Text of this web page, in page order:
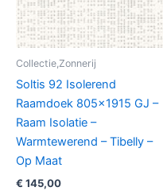
Collectie,Zonnerij
Soltis 92 Isolerend
Raamdoek 805×1915 GJ –
Raam Isolatie –
Warmtewerend – Tibelly –
Op Maat
€ 145,00